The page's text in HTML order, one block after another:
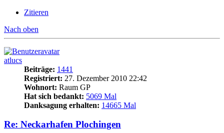
Zitieren
Nach oben
atlucs
Beiträge: 1441
Registriert: 27. Dezember 2010 22:42
Wohnort: Raum GP
Hat sich bedankt: 5069 Mal
Danksagung erhalten: 14665 Mal
Re: Neckarhafen Plochingen